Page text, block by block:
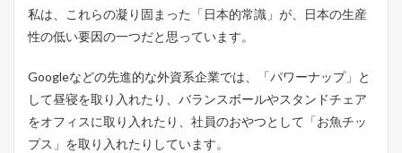
私は、これらの凝り固まった「日本的常識」が、日本の生産
性の低い要因の一つだと思っています。
Googleなどの先進的な外資系企業では、「パワーナップ」と
して昼寝を取り入れたり、バランスボールやスタンドチェア
をオフィスに取り入れたり、社員のおやつとして「お魚チッ
プス」を取り入れたりしています。